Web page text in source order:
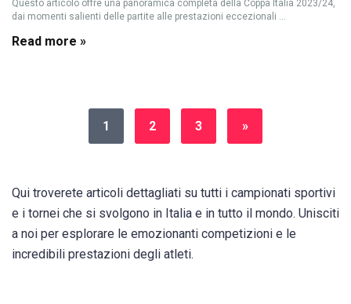
Questo articolo offre una panoramica completa della Coppa Italia 2023/24,
dai momenti salienti delle partite alle prestazioni eccezionali ...
Read more »
1 2 3 »
Qui troverete articoli dettagliati su tutti i campionati sportivi
e i tornei che si svolgono in Italia e in tutto il mondo. Unisciti
a noi per esplorare le emozionanti competizioni e le
incredibili prestazioni degli atleti.